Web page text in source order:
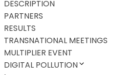
DESCRIPTION
PARTNERS
RESULTS
TRANSNATIONAL MEETINGS
MULTIPLIER EVENT
DIGITAL POLLUTION